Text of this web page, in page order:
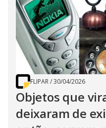
FLIPAR/30/04/2026
Objetos que
deixaram de